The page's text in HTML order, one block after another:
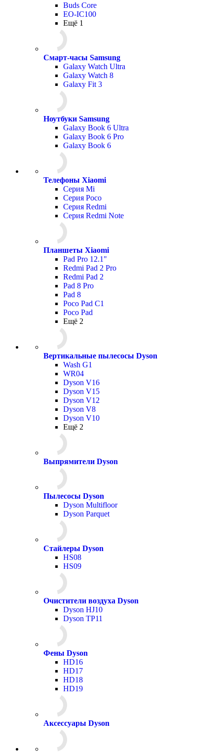
Buds Core
EO-IC100
Ещё 1
Смарт-часы Samsung
Galaxy Watch Ultra
Galaxy Watch 8
Galaxy Fit 3
Ноутбуки Samsung
Galaxy Book 6 Ultra
Galaxy Book 6 Pro
Galaxy Book 6
Телефоны Xiaomi
Серия Mi
Серия Poco
Серия Redmi
Серия Redmi Note
Планшеты Xiaomi
Pad Pro 12.1"
Redmi Pad 2 Pro
Redmi Pad 2
Pad 8 Pro
Pad 8
Poco Pad С1
Poco Pad
Ещё 2
Вертикальные пылесосы Dyson
Wash G1
WR04
Dyson V16
Dyson V15
Dyson V12
Dyson V8
Dyson V10
Ещё 2
Выпрямители Dyson
Пылесосы Dyson
Dyson Multifloor
Dyson Parquet
Стайлеры Dyson
HS08
HS09
Очистители воздуха Dyson
Dyson HJ10
Dyson TP11
Фены Dyson
HD16
HD17
HD18
HD19
Аксессуары Dyson